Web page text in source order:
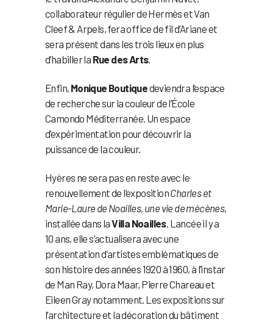
collaborateur régulier de Hermès et Van
Cleef & Arpels, fera office de fil d’Ariane et
sera présent dans les trois lieux en plus
d’habiller la Rue des Arts.
Enfin, Monique Boutiquedeviendra l’espace
de recherche sur la couleur de l’École
Camondo Méditerranée. Un espace
d’expérimentation pour découvrir la
puissance de la couleur.
Hyères ne sera pas en reste avec le
renouvellement de l’expositionCharles et
Marie-Laure de Noailles, une vie de mécènes,
installée dans laVilla Noailles. Lancée il y a
10 ans, elle s’actualisera avec une
présentation d’artistes emblématiques de
son histoire des années 1920 à 1960, à l’instar
de Man Ray, Dora Maar, Pierre Chareau et
Eileen Gray notamment. Les expositions sur
l’architecture et la décoration du bâtiment